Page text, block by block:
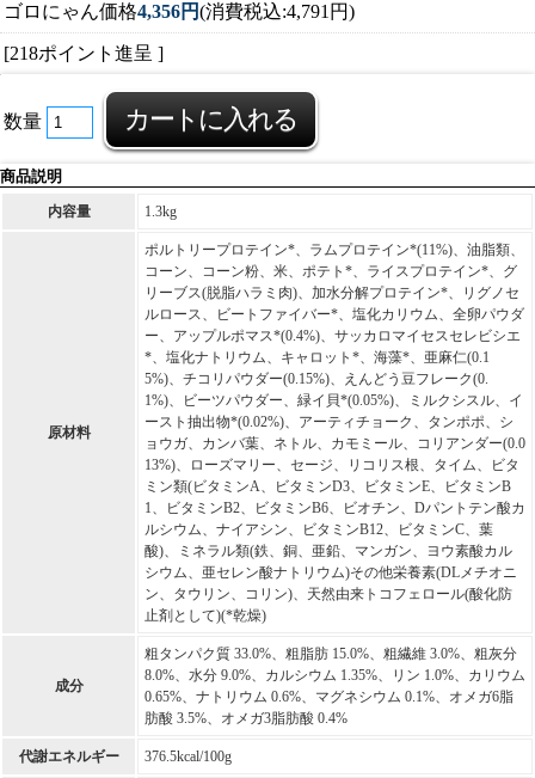
ゴロにゃん価格4,356円(消費税込:4,791円)
[218ポイント進呈 ]
数量
商品説明
内容量 1.3kg
原材料
ポルトリープロテイン*、ラムプロテイン*(11%)、油脂類、
コーン、コーン粉、米、ポテト*、ライスプロテイン*、グ
リーブス(脱脂ハラミ肉)、加水分解プロテイン*、リグノセ
ルロース、ビートファイバー*、塩化カリウム、全卵パウダ
ー、アップルポマス*(0.4%)、サッカロマイセスセレビシエ
*、塩化ナトリウム、キャロット*、海藻*、亜麻仁(0.1
5%)、チコリパウダー(0.15%)、えんどう豆フレーク(0.
1%)、ビーツパウダー、緑イ貝*(0.05%)、ミルクシスル、イ
ースト抽出物*(0.02%)、アーティチョーク、タンポポ、シ
ョウガ、カンバ葉、ネトル、カモミール、コリアンダー(0.0
13%)、ローズマリー、セージ、リコリス根、タイム、ビタ
ミン類(ビタミンA、ビタミンD3、ビタミンE、ビタミンB
1、ビタミンB2、ビタミンB6、ビオチン、Dパントテン酸カ
ルシウム、ナイアシン、ビタミンB12、ビタミンC、葉
酸)、ミネラル類(鉄、銅、亜鉛、マンガン、ヨウ素酸カル
シウム、亜セレン酸ナトリウム)その他栄養素(DLメチオニ
ン、タウリン、コリン)、天然由来トコフェロール(酸化防
止剤として)(*乾燥)
成分
粗タンパク質 33.0%、粗脂肪 15.0%、粗繊維 3.0%、粗灰分
8.0%、水分 9.0%、カルシウム 1.35%、リン 1.0%、カリウム
0.65%、ナトリウム 0.6%、マグネシウム 0.1%、オメガ6脂
肪酸 3.5%、オメガ3脂肪酸 0.4%
代謝エネルギー 376.5kcal/100g